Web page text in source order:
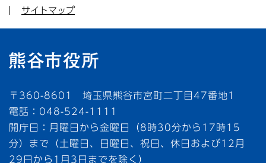
サイトマップ
〒360-8601 埼玉県熊谷市宮町二丁目47番地1
電話：048-524-1111
開庁日：月曜日から金曜日（8時30分から17時15
分）まで（土曜日、日曜日、祝日、休日および12月
29日から1月3日までを除く）